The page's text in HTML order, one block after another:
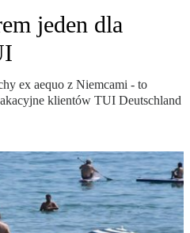
jeden dla
ex aequo z Niemcami - to
klientów TUI Deutschland